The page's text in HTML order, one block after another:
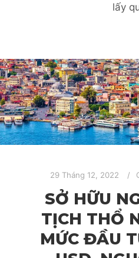
lấy
29 Tháng 12, 2022
SỞ HỮU
TỊCH THỔ
MỨC ĐẦU